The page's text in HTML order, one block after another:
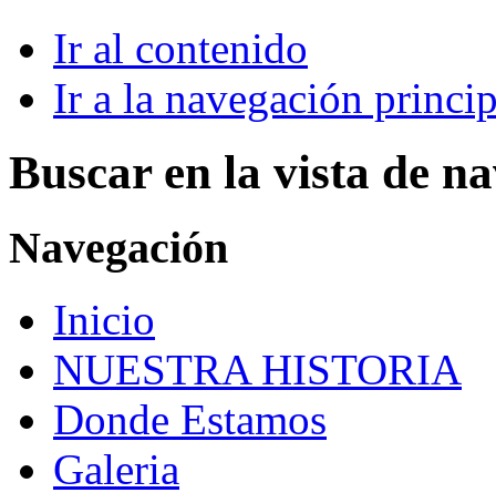
Ir al contenido
Ir a la navegación
Buscar en la vista de
Navegación
Inicio
NUESTRA HISTORIA
Donde Estamos
Galeria